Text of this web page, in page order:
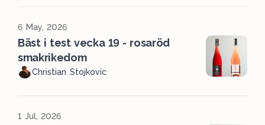
6 May, 2026
Bäst i test vecka 19 - rosaröd
smakrikedom
Christian Stojkovic
1 Jul, 2026